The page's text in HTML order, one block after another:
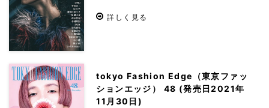
詳しく見る
tokyo Fashion Edge（東京ファッ
ションエッジ） 48 (発売日2021年
11月30日)